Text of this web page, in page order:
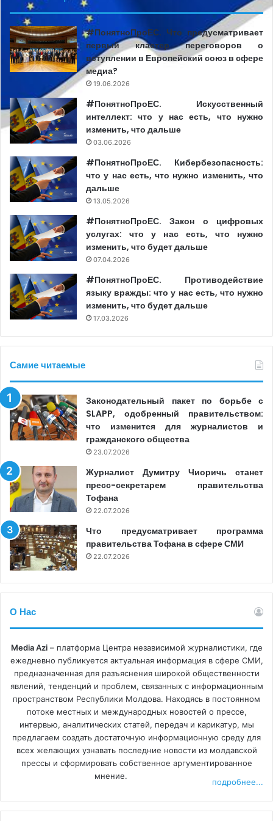
аудиовизуалу (CA) уточняет, что его представители не
были вызваны на судебное заседание, на котором было
вынесено данное решение, и впоследствии не
получили копию документа. В дальнейшем учреждение
примет все необходимые меры в данном случае.
CA presa din moldova
#ПонятноПроЕС. Что предусматривает
первый кластер переговоров о
вступлении в Европейский союз в сфере
медиа?
19.06.2026
#ПонятноПроЕС. Искусственный
интеллект: что у нас есть, что нужно
изменить, что дальше
03.06.2026
#ПонятноПроЕС. Кибербезопасность:
что у нас есть, что нужно изменить, что
дальше
13.05.2026
#ПонятноПроЕС. Закон о цифровых
услугах: что у нас есть, что нужно
изменить, что будет дальше
07.04.2026
#ПонятноПроЕС. Противодействие
языку вражды: что у нас есть, что нужно
изменить, что будет дальше
17.03.2026
Самие читаемые
Законодательный пакет по борьбе с
SLAPP, одобренный правительством:
что изменится для журналистов и
гражданского общества
23.07.2026
Журналист Думитру Чиоричь станет
пресс-секретарем правительства
Тофана
22.07.2026
Что предусматривает программа
правительства Тофана в сфере СМИ
22.07.2026
О Нас
Media Azi– платформа Центра независимой журналистики, где
ежедневно публикуется актуальная информация в сфере СМИ,
предназначенная для разъяснения широкой общественности
явлений, тенденций и проблем, связанных с информационным
пространством Республики Молдова. Находясь в постоянном
потоке местных и международных новостей о прессе,
интервью, аналитических статей, передач и карикатур, мы
предлагаем создать достаточную информационную среду для
всех желающих узнавать последние новости из молдавской
прессы и сформировать собственное аргументированное
мнение.
подробнее...